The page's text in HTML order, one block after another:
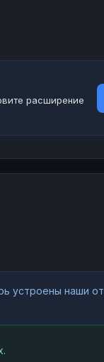
расширение
устроены наши